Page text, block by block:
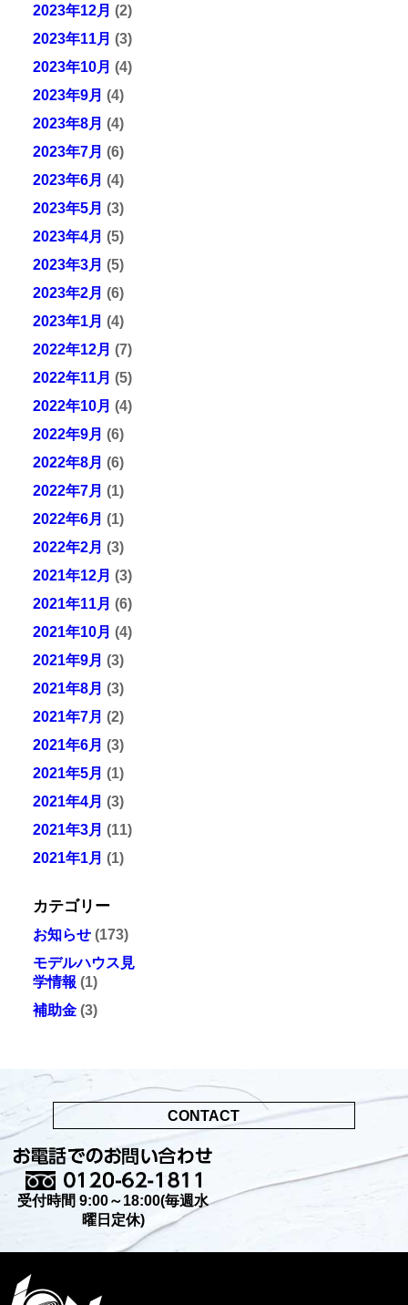
2023年12月 (2)
2023年11月 (3)
2023年10月 (4)
2023年9月 (4)
2023年8月 (4)
2023年7月 (6)
2023年6月 (4)
2023年5月 (3)
2023年4月 (5)
2023年3月 (5)
2023年2月 (6)
2023年1月 (4)
2022年12月 (7)
2022年11月 (5)
2022年10月 (4)
2022年9月 (6)
2022年8月 (6)
2022年7月 (1)
2022年6月 (1)
2022年2月 (3)
2021年12月 (3)
2021年11月 (6)
2021年10月 (4)
2021年9月 (3)
2021年8月 (3)
2021年7月 (2)
2021年6月 (3)
2021年5月 (1)
2021年4月 (3)
2021年3月 (11)
2021年1月 (1)
カテゴリー
お知らせ (173)
モデルハウス見
学情報 (1)
補助金 (3)
CONTACT
受付時間 9:00～18:00(毎週水
曜日定休)